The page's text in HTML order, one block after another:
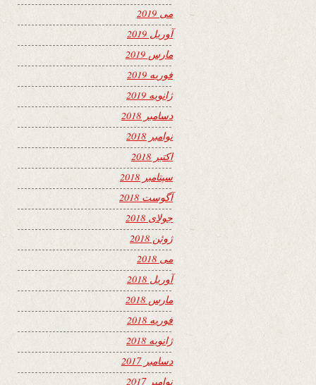
می 2019
آوریل 2019
مارس 2019
فوریه 2019
ژانویه 2019
دسامبر 2018
نوامبر 2018
اکتبر 2018
سپتامبر 2018
آگوست 2018
جولای 2018
ژوئن 2018
می 2018
آوریل 2018
مارس 2018
فوریه 2018
ژانویه 2018
دسامبر 2017
نوامبر 2017